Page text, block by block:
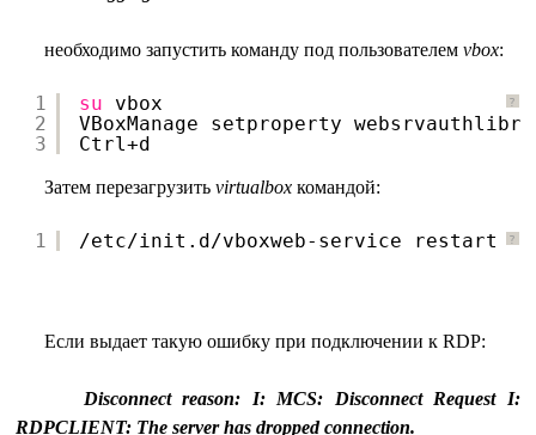
необходимо запустить команду под пользователемvbox:
?
1
2
3
su
vbox
VBoxManage setproperty
Ctrl+d
Затем перезагрузитьvirtualboxкомандой:
?
1 /etc/init .d /vboxweb-service restart
Если выдает такую ошибку при подключении к RDP:
Disconnect reason: I: MCS: Disconnect Request I:
RDPCLIENT: The server has dropped connection.